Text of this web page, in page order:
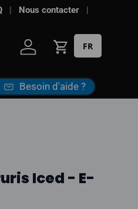
Nous contacter
Se connecter
Panier
FR
Besoin d'aide ?
Iced - E-